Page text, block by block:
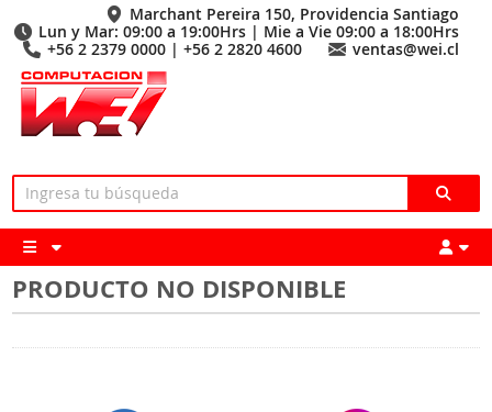
Marchant Pereira 150, Providencia Santiago
Lun y Mar: 09:00 a 19:00Hrs | Mie a Vie 09:00 a 18:00Hrs
+56 2 2379 0000 | +56 2 2820 4600
ventas@wei.cl
PRODUCTO NO DISPONIBLE